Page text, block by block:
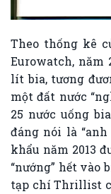
Theo thống kê
Eurowatch, năm
lít bia, tương
một đất nước
25 nước uống
đáng nói là
khẩu năm 2013
“nướng” hết vào
tạp chí Thrillist